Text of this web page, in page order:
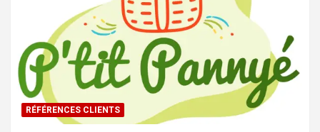
RÉFÉRENCES CLIENTS